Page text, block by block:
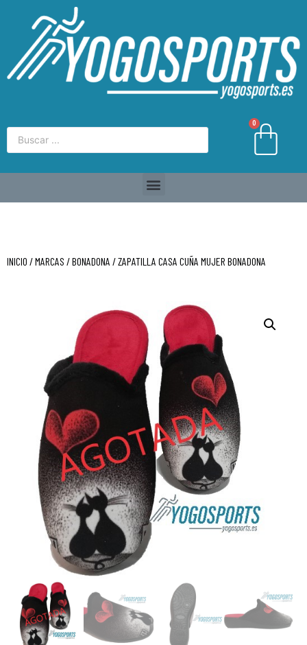
0
INICIO /MARCAS /BONADONA / ZAPATILLA CASA CUÑA MUJER BONADONA